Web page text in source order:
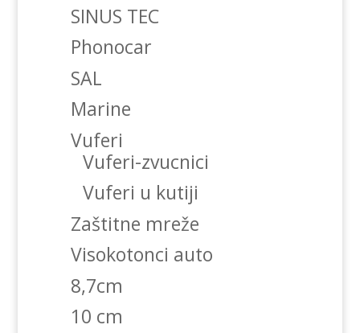
SINUS TEC
Phonocar
SAL
Marine
Vuferi
Vuferi-zvucnici
Vuferi u kutiji
Zaštitne mreže
Visokotonci auto
8,7cm
10 cm